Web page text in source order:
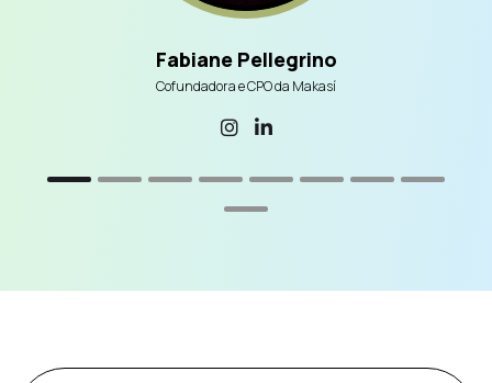
Fabiane Pellegrino
Cofundadora e CPO da Makasí